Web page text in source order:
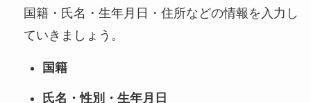
国籍・氏名・生年月日・住所などの情報を入力し
ていきましょう。
国籍
氏名・性別・生年月日